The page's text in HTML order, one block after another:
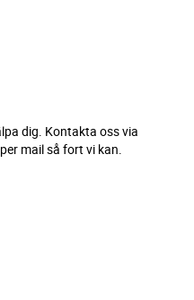
dig. Kontakta oss via
mail så fort vi kan.